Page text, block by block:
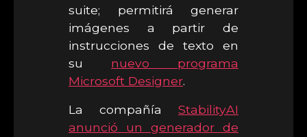
suite; permitirá generar
imágenes a partir de
instrucciones de texto en
su nuevo programa
Microsoft Designer.
La compañía StabilityAI
anunció un generador de